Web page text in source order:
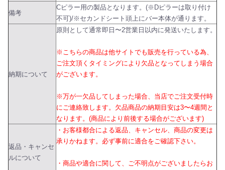
備考
Cピラー用の製品となります。(※Dピラーは取り付け
不可)/※セカンドシート頭上にバー本体が通ります。
納期について
原則として通常即日〜2営業日以内に発送いたします。
※こちらの商品は他サイトでも販売を行っている為、
ご注文頂くタイミングにより欠品となってしまう場合
がございます。
※万が一欠品してしまった場合、当店でご注文受付時
にご連絡致します。欠品商品の納期目安は3〜4週間と
なります。(商品により前後する場合がございます)
返品・キャンセ
ルについて
・お客様都合による返品、キャンセル、商品の変更は
承りかねます。必ず事前に適合をご確認下さい。
・商品や適合に関して、ご不明点がございましたらお